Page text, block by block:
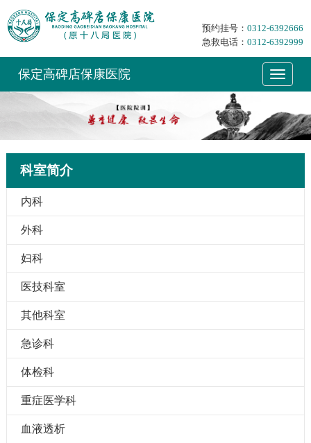
预约挂号： 0312-6392666
急救电话： 0312-6392999
保定高碑店保康医院
科室简介
内科
外科
妇科
医技科室
其他科室
急诊科
体检科
重症医学科
血液透析